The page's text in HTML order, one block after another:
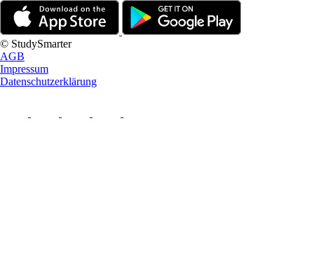
© StudySmarter
AGB
Impressum
Datenschutzerklärung